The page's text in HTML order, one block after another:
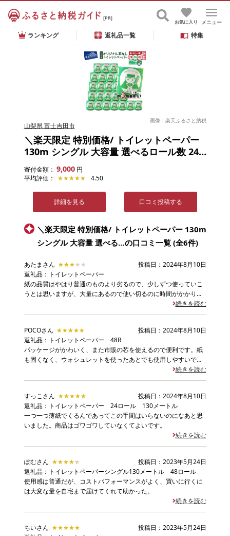
[PR]
メニュー
お気に入り
ランキング 返礼品一覧 特集
画像：楽天ふるさと納税
山梨県 富士吉田市
＼楽天限定 特別価格/ トイレットペーパー
130m シングル 大容量 選べるロール数 24R
46R 48R 日用品 トイレ 再生紙 芯なし 消耗
品 定期便 隔月年6回 生活雑貨 3倍 長持ち
んぶり 富士吉田 ランキング 新生活
寄付金額： 9,000 円
平均評価：
★★★★★
★★★★★ 4.50
詳細を見る 口コミ投稿する
＼楽天限定 特別価格/ トイレットペーパー 130m
シングル 大容量 選べる…の口コミ一覧 (全6件)
あたまさん ★★★★★
★★★★★
投稿日：2024年8月10日
返礼品：トイレットペーパー
紙の品質はやはり普通のものより劣るので、少しずつ使っていこ
うとは思いますが、大量にあるので使い切るのに時間がかかりそ
続きを読む
POCOさん ★★★★★
★★★★★
投稿日：2024年8月10日
返礼品：トイレットペーパー 48R
パッケージがかわいく、また市販の芯を使えるので便利です。紙
も固くなく、ウォシュレットを使ったあとでも使用しやすいで
続きを読む
すっこさん ★★★★★
★★★★★
投稿日：2024年8月10日
返礼品：トイレットペーパー 24ロール 130メートル
一つ一つ薄紙でくるんであってこの手間はいらないのになあと思
いました。商品はゴワゴワしていなくてよいです。
続きを読む
ぽむさん ★★★★★
★★★★★
投稿日：2023年5月24日
返礼品：トイレットペーパーシングル130メートル 48ロール
使用感は普通だが、コストパフォーマンスがよく、買いに行くに
は大変な量を自宅まで届けてくれて助かった。
続きを読む
ちいさん ★★★★★
★★★★★
投稿日：2023年5月24日